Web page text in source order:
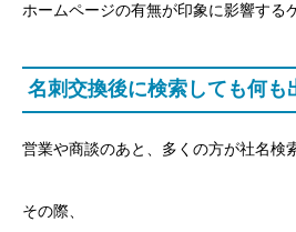
ホームページの有無が印象に影響する
名刺交換後に検索しても何も
営業や商談のあと、多くの方が社名検
その際、